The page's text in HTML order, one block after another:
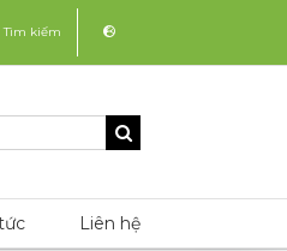
Tìm kiếm
Liên hệ